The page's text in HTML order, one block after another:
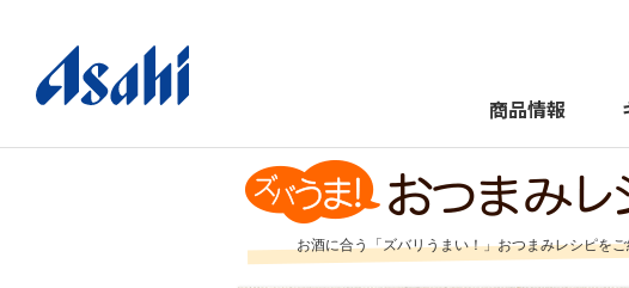
商品情報
お酒に合う「ズバリうまい！」おつまみレシピを